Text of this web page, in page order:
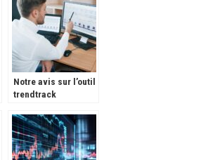
non-renouvellement
avec tact
Notre avis sur l’outil
trendtrack